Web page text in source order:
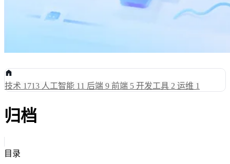
技术 1713 人工智能 11 后端 9 前端 5 开发工具 2 运维 1
归档
目录